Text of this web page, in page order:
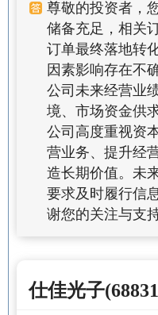
尊敬的投资者，
储备充足，相关
订单最终落地转
因素影响存在不
公司未来经营业
境、市场资金供
公司高度重视资
营业务、提升经
造长期价值。未
要求及时履行信
谢您的关注与支
仕佳光子